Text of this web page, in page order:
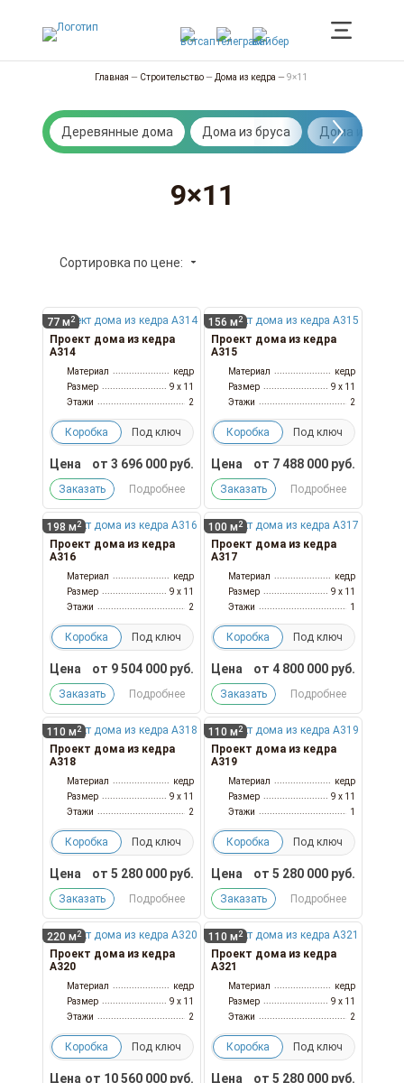
Главная — Строительство— Дома из кедра —9×11
Деревянные дома Дома из бруса Дома из
9×11
Сортировка по цене:
77 м 2
Проект дома из кедра
А314
Материал
кедр
Размер
9 x 11
Этажи
2
Коробка Под ключ
Цена от 3 696 000руб.
Заказать Подробнее
156 м 2
Проект дома из кедра
А315
Материал
кедр
Размер
9 x 11
Этажи
2
Коробка Под ключ
Цена от 7 488 000руб.
Заказать Подробнее
198 м 2
Проект дома из кедра
А316
Материал
кедр
Размер
9 x 11
Этажи
2
Коробка Под ключ
Цена от 9 504 000руб.
Заказать Подробнее
100 м 2
Проект дома из кедра
А317
Материал
кедр
Размер
9 x 11
Этажи
1
Коробка Под ключ
Цена от 4 800 000руб.
Заказать Подробнее
110 м 2
Проект дома из кедра
А318
Материал
кедр
Размер
9 x 11
Этажи
2
Коробка Под ключ
Цена от 5 280 000руб.
Заказать Подробнее
110 м 2
Проект дома из кедра
А319
Материал
кедр
Размер
9 x 11
Этажи
1
Коробка Под ключ
Цена от 5 280 000руб.
Заказать Подробнее
220 м 2
Проект дома из кедра
А320
Материал
кедр
Размер
9 x 11
Этажи
2
Коробка Под ключ
Цена от 10 560 000руб.
110 м 2
Проект дома из кедра
А321
Материал
кедр
Размер
9 x 11
Этажи
2
Коробка Под ключ
Цена от 5 280 000руб.